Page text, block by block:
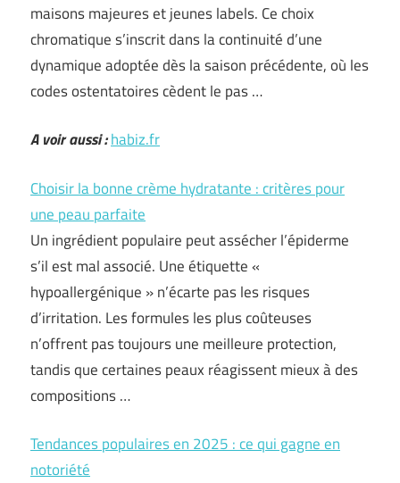
maisons majeures et jeunes labels. Ce choix
chromatique s’inscrit dans la continuité d’une
dynamique adoptée dès la saison précédente, où les
codes ostentatoires cèdent le pas …
A voir aussi :habiz.fr
Choisir la bonne crème hydratante : critères pour
une peau parfaite
Un ingrédient populaire peut assécher l’épiderme
s’il est mal associé. Une étiquette «
hypoallergénique » n’écarte pas les risques
d’irritation. Les formules les plus coûteuses
n’offrent pas toujours une meilleure protection,
tandis que certaines peaux réagissent mieux à des
compositions …
Tendances populaires en 2025 : ce qui gagne en
notoriété